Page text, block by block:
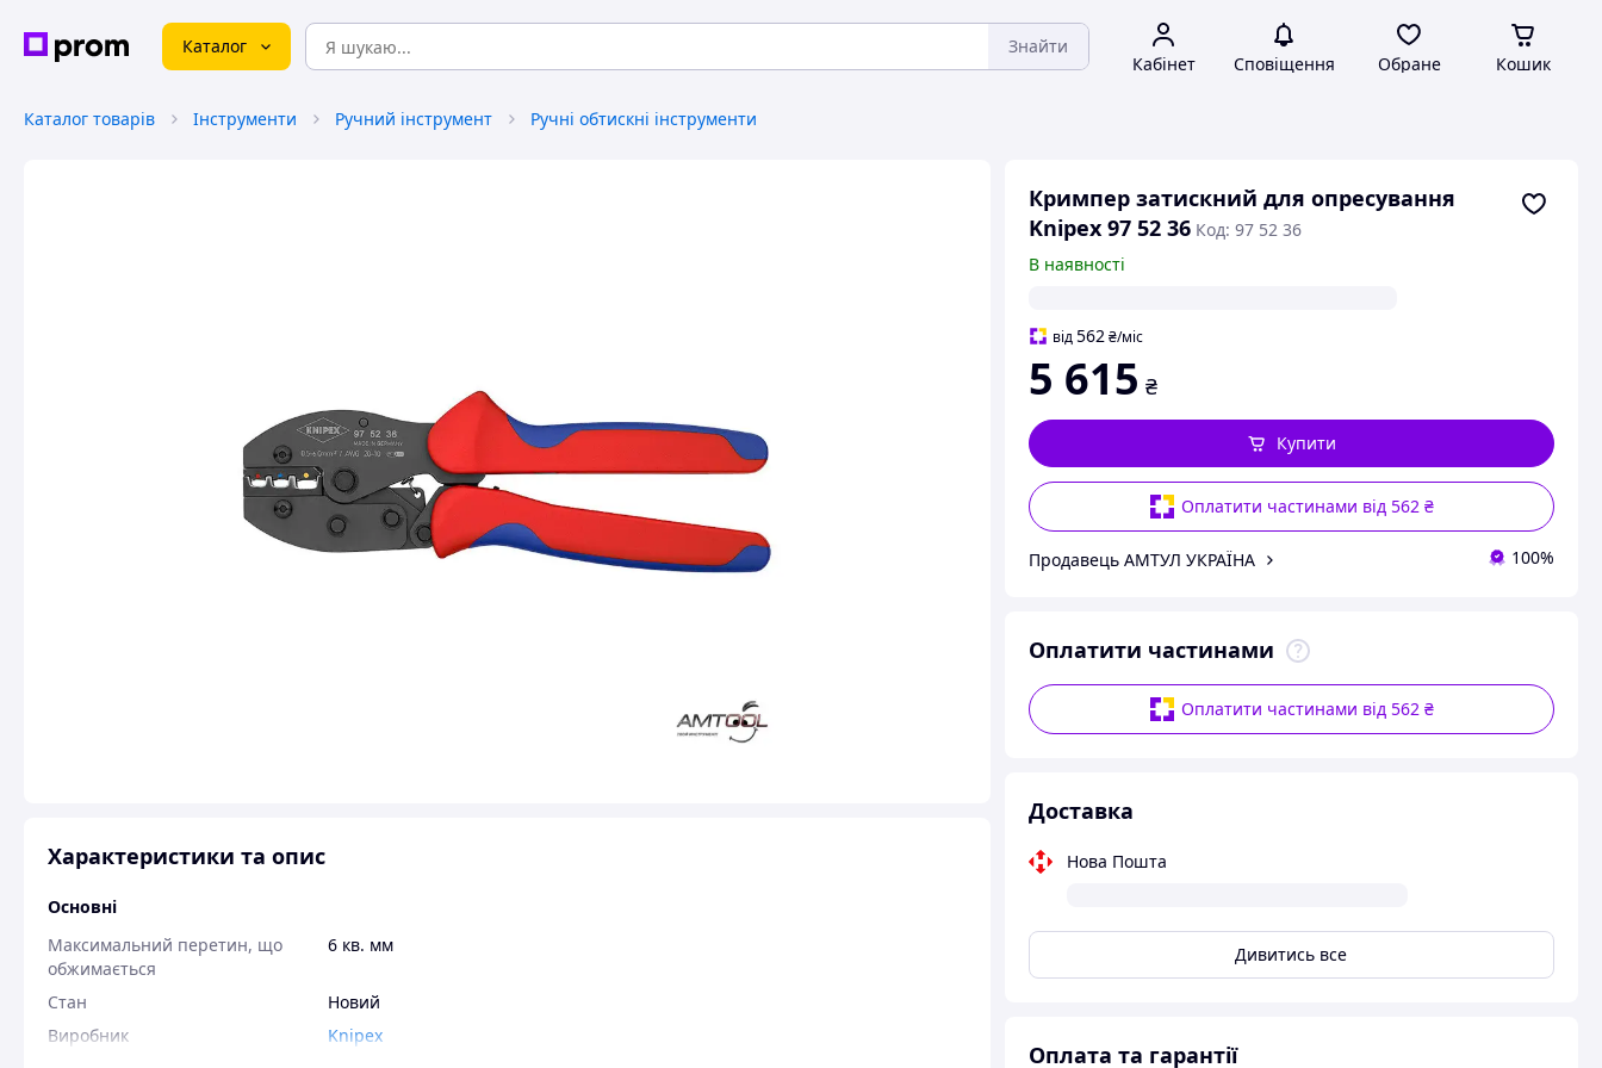
Каталог Знайти
Кабінет Сповіщення Обране Кошик
Каталог товарів Інструменти Ручний інструмент Ручні обтискні інструменти
Кримпер затискний для опресування
Knipex 97 52 36 Код: 97 52 36
В наявності
від562 ₴/міс
5 615 ₴
Оплатити частинами від 562 ₴
Купити
Продавець АМТУЛ УКРАЇНА 100%
Оплатити частинами
Оплатити частинами від 562 ₴
Доставка
Нова Пошта
Дивитись все
Оплата та гарантії
Характеристики та опис
Основні
Максимальний перетин, що
обжимається
6 кв. мм
Стан
Новий
Виробник
Knipex